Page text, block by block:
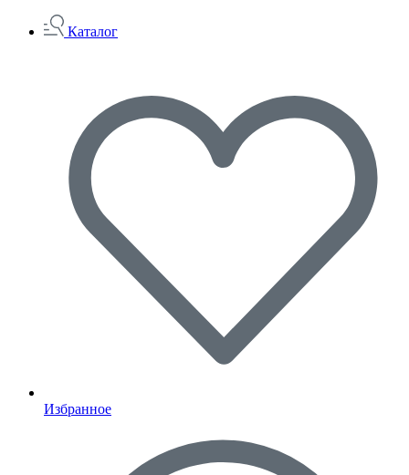
Каталог
Избранное